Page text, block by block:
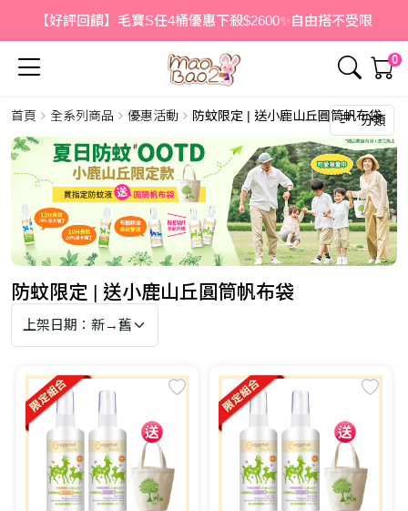
【好評回饋】毛寶S任4桶優惠下殺$2600✨自由搭不受限
0
首頁 全系列商品 優惠活動 防蚊限定 | 送小鹿山丘圓筒帆布袋
分類
防蚊限定 | 送小鹿山丘圓筒帆布袋